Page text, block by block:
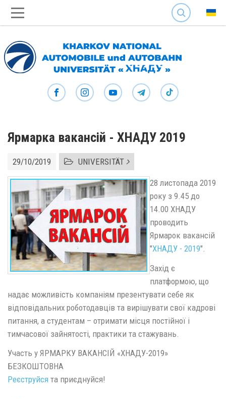
SEARCH
Ярмарка вакансій - ХНАДУ 2019
29/10/2019 UNIVERSITÄT
28 листопада 2019
року з 9.45 до
14.00 ХНАДУ
проводить
Ярмарок вакансій
"ХНАДУ - 2019".
Захід є
платформою, що
надає можливість компаніям презентувати себе як
відповідальних роботодавців та вирішувати свої кадрові
питання, а студентам – отримати місця постійної і
тимчасової зайнятості, практики та стажувань.
Участь у ЯРМАРКУ ВАКАНСІЙ «ХНАДУ-2019»
БЕЗКОШТОВНА
Реєструйся та приєднуйся!